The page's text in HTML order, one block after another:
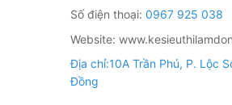
– Giúp siêu thị của hàng
– Giúp trang trí siêu thị,
chuyên nghiệp hơn
Số điện thoại: 0967 925 038
Website:
Địa chỉ:10A Trần Phú, P. Lộc
Đồng